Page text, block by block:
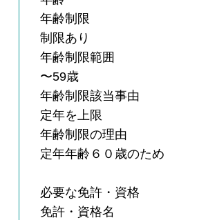
年齢制限
制限あり
年齢制限範囲
〜59歳
年齢制限該当事由
定年を上限
年齢制限の理由
定年年齢６０歳のため
必要な免許・資格
免許・資格名